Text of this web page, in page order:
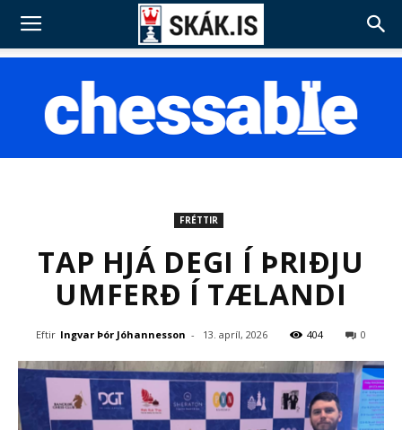
FRÉTTIR
TAP HJÁ DEGI Í ÞRIÐJU
UMFERÐ Í TÆLANDI
Eftir Ingvar Þór Jóhannesson - 13. apríl, 2026 404 0